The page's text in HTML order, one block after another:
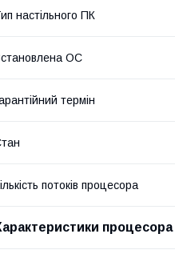
настільного ПК
ОС
термін
потоків процесора
процесора